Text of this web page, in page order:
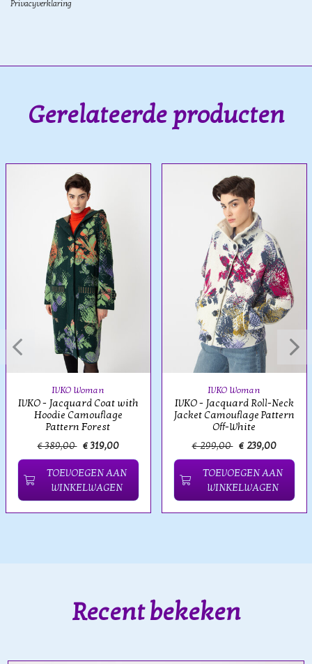
Privacyverklaring
Gerelateerde producten
IVKO Woman
IVKO - Jacquard Coat with
Hoodie Camouflage
Pattern Forest
€ 389,00 € 319,00
TOEVOEGEN AAN
WINKELWAGEN
IVKO Woman
IVKO - Jacquard Roll-Neck
Jacket Camouflage Pattern
Off-White
€ 299,00 € 239,00
TOEVOEGEN AAN
WINKELWAGEN
Recent bekeken